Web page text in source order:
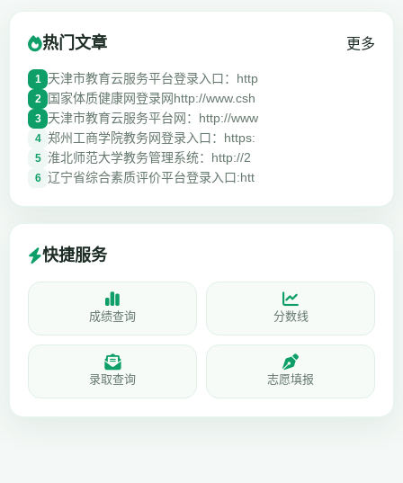
热门文章 更多
1 天津市教育云服务平台登录入口：http
2 国家体质健康网登录网http://www.csh
3 天津市教育云服务平台网：http://www
4 郑州工商学院教务网登录入口：https:
5 淮北师范大学教务管理系统：http://2
6 辽宁省综合素质评价平台登录入口:htt
快捷服务
成绩查询 分数线
录取查询 志愿填报